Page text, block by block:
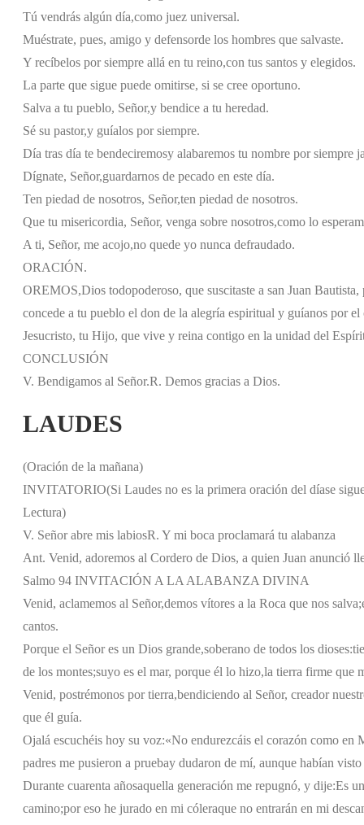
Tú vendrás algún día,como juez universal.
Muéstrate, pues, amigo y defensorde los hombres que salvaste.
Y recíbelos por siempre allá en tu reino,con tus santos y elegidos.
La parte que sigue puede omitirse, si se cree oportuno.
Salva a tu pueblo, Señor,y bendice a tu heredad.
Sé su pastor,y guíalos por siempre.
Día tras día te bendeciremosy alabaremos tu nombre por siempre
Dígnate, Señor,guardarnos de pecado en este día.
Ten piedad de nosotros, Señor,ten piedad de nosotros.
Que tu misericordia, Señor, venga sobre nosotros,como lo
A ti, Señor, me acojo,no quede yo nunca defraudado.
ORACIÓN.
OREMOS,Dios todopoderoso, que suscitaste a san Juan
concede a tu pueblo el don de la alegría espiritual y guíanos por
Jesucristo, tu Hijo, que vive y reina contigo en la unidad del
CONCLUSIÓN
V. Bendigamos al Señor.R. Demos gracias a Dios.
LAUDES
(Oración de la mañana)
INVITATORIO(Si Laudes no es la primera oración del díase
Lectura)
V. Señor abre mis labiosR. Y mi boca proclamará tu alabanza
Ant. Venid, adoremos al Cordero de Dios, a quien Juan anunció
Salmo 94 INVITACIÓN A LA ALABANZA DIVINA
Venid, aclamemos al Señor,demos vítores a la Roca que nos salva;
cantos.
Porque el Señor es un Dios grande,soberano de todos los dioses:
de los montes;suyo es el mar, porque él lo hizo,la tierra firme que
Venid, postrémonos por tierra,bendiciendo al Señor, creador
que él guía.
Ojalá escuchéis hoy su voz:«No endurezcáis el corazón como en
padres me pusieron a pruebay dudaron de mí, aunque habían visto
Durante cuarenta añosaquella generación me repugnó, y dije:Es
camino;por eso he jurado en mi cóleraque no entrarán en mi